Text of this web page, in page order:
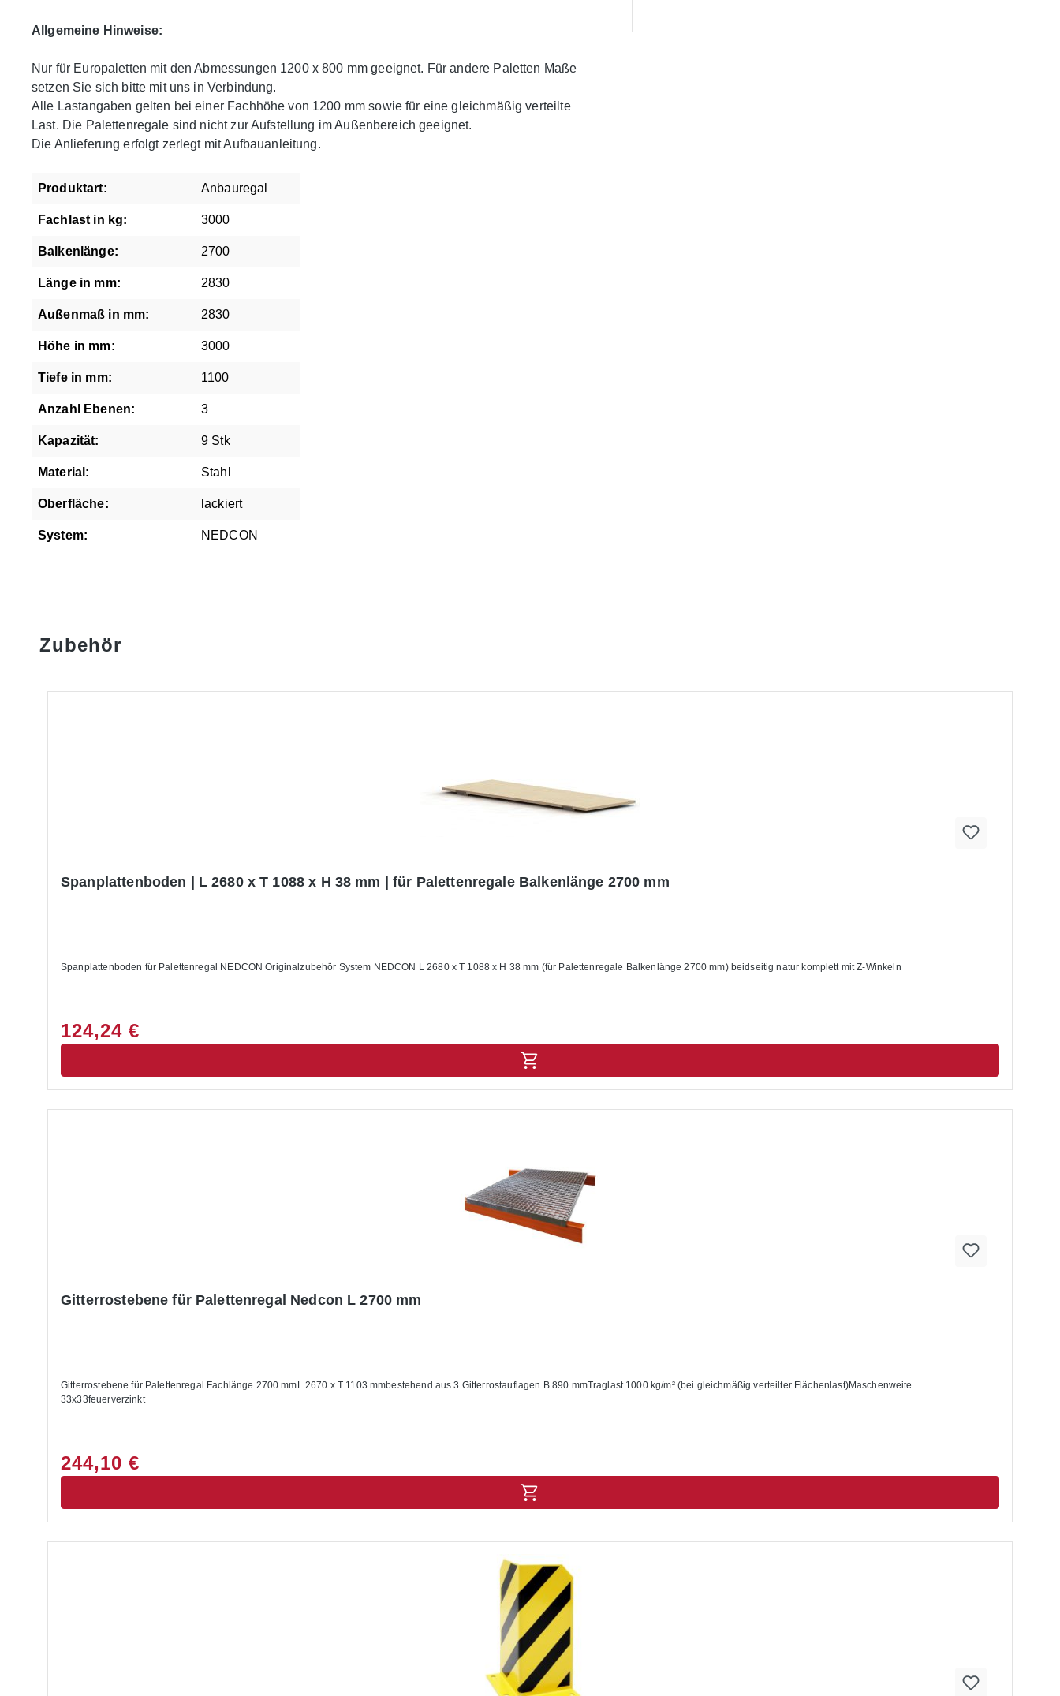
Allgemeine Hinweise:
Nur für Europaletten mit den Abmessungen 1200 x 800 mm geeignet. Für andere Paletten Maße
setzen Sie sich bitte mit uns in Verbindung.
Alle Lastangaben gelten bei einer Fachhöhe von 1200 mm sowie für eine gleichmäßig verteilte
Last. Die Palettenregale sind nicht zur Aufstellung im Außenbereich geeignet.
Die Anlieferung erfolgt zerlegt mit Aufbauanleitung.
Produktart: Anbauregal
Fachlast in kg: 3000
Balkenlänge: 2700
Länge in mm: 2830
Außenmaß in mm: 2830
Höhe in mm: 3000
Tiefe in mm: 1100
Anzahl Ebenen: 3
Kapazität: 9 Stk
Material: Stahl
Oberfläche: lackiert
System: NEDCON
Zubehör
Spanplattenboden | L 2680 x T 1088 x H 38 mm | für Palettenregale Balkenlänge 2700 mm
Spanplattenboden für Palettenregal NEDCON Originalzubehör System NEDCON L 2680 x T 1088 x H 38 mm (für Palettenregale Balkenlänge 2700 mm) beidseitig natur komplett mit Z-Winkeln
124,24 €
Gitterrostebene für Palettenregal Nedcon L 2700 mm
Gitterrostebene für Palettenregal Fachlänge 2700 mmL 2670 x T 1103 mmbestehend aus 3 Gitterrostauflagen B 890 mmTraglast 1000 kg/m² (bei gleichmäßig verteilter Flächenlast)Maschenweite
33x33feuerverzinkt
244,10 €